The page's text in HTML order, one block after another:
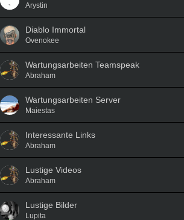
Arystin
Diablo Immortal
Ovenokee
Wartungsarbeiten Teamspeak
Abraham
Wartungsarbeiten Server
Maiestas
Interessante Links
Abraham
Lustige Videos
Abraham
Lustige Bilder
Lupita